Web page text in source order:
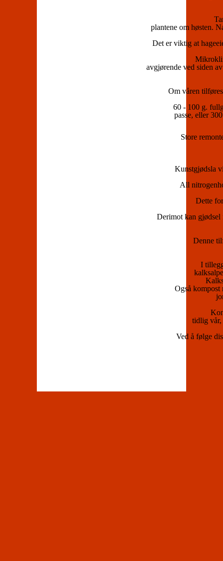
plantene om høsten.
Det er viktig at
avgjørende ved siden
Om våren
60 - 100 g.
passe, eller
Store
Kunstgjødsla
All
Dette
Derimot kan
Denne
I
Også kompost
tidlig vår,
Ved å følge